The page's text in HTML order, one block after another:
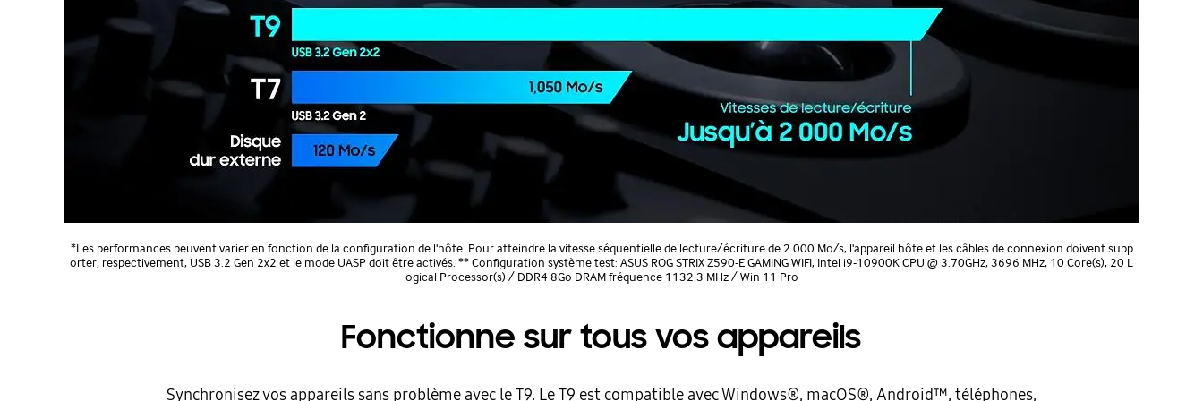
*Les performances peuvent varier en fonction de la configuration de l'hôte. Pour atteindre la vitesse séquentielle de lecture/écriture de 2 000 Mo/s, l'appareil hôte et les câbles de connexion doivent supp
orter, respectivement, USB 3.2 Gen 2x2 et le mode UASP doit être activés. ** Configuration système test: ASUS ROG STRIX Z590-E GAMING WIFI, Intel i9-10900K CPU @ 3.70GHz, 3696 MHz, 10 Core(s), 20 L
ogical Processor(s) / DDR4 8Go DRAM fréquence 1132.3 MHz / Win 11 Pro
Fonctionne sur tous vos appareils
Synchronisez vos appareils sans problème avec le T9. Le T9 est compatible avec Windows®, macOS®, Android™, téléphones,